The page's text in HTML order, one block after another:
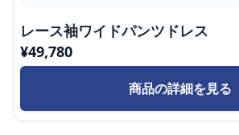
レース袖ワイドパンツドレス
¥49,780
商品の詳細を見る